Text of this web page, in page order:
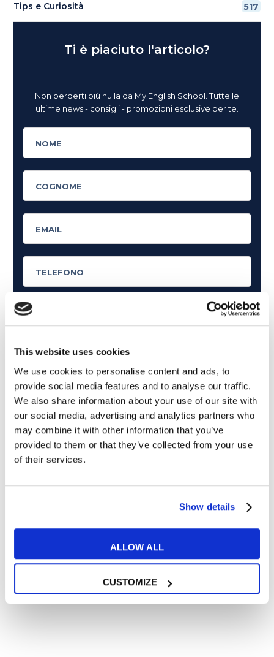
This website uses cookies
We use cookies to personalise content and ads, to
provide social media features and to analyse our traffic.
We also share information about your use of our site with
our social media, advertising and analytics partners who
may combine it with other information that you’ve
provided to them or that they’ve collected from your use
of their services.
Show details
ALLOW ALL
CUSTOMIZE
Tips e Curiosità 517
Ti è piaciuto l'articolo?
Non perderti più nulla da My English School. Tutte le
ultime news - consigli - promozioni esclusive per te.
Cosa ti piace leggere?
Articoli dedicati alla grammatica inglese
Articoli dedicati a inglese nel mondo del lavoro
Articoli con tips e new sulla lingua inglese
Articoli divertenti su film e musica
In quanto di età superiore ai 16 anni, dichiaro di acconsentire
al trattamento dei miei dati personali in conformità
all’informativa privacy
** le sedi contrassegnate con * offrono sempre solo corsi online
RICHIEDI INFORMAZIONI